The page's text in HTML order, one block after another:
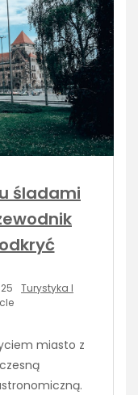
śladami
Turystyka I
miasto z